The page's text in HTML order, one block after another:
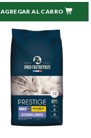
AGREGAR AL CARRO